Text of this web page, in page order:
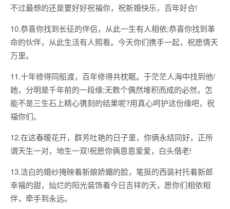
不过最想的还是要好好祝福你，祝新婚快乐，百年好合!
10.恭喜你找到长征的伴侣，从此一生有人相依;恭喜你找到革
命的伙伴，从此生活有人照看。今天你们携手一起，祝愿情天
万里。
11.十年修得同船渡，百年修得共枕眠。于茫茫人海中找到他/
她，分明是千年前的一段缘;无数个偶然堆积而成的必然，怎
能不是三生石上精心镌刻的结果呢?用真心呵护这份缘吧，祝
福你们。
12.在这春暧花开，群芳吐艳的日子里，你俩永结同好，正所
谓天生一对，地生一双!祝愿你俩恩恩爱爱，白头偕老!
13.洁白的婚纱掩映着新娘娇媚的脸，笔挺的西装衬托着新郎
幸福的甜，灿烂的阳光装饰着今日吉祥的天，愿你们相依相
伴，牵手到永远。